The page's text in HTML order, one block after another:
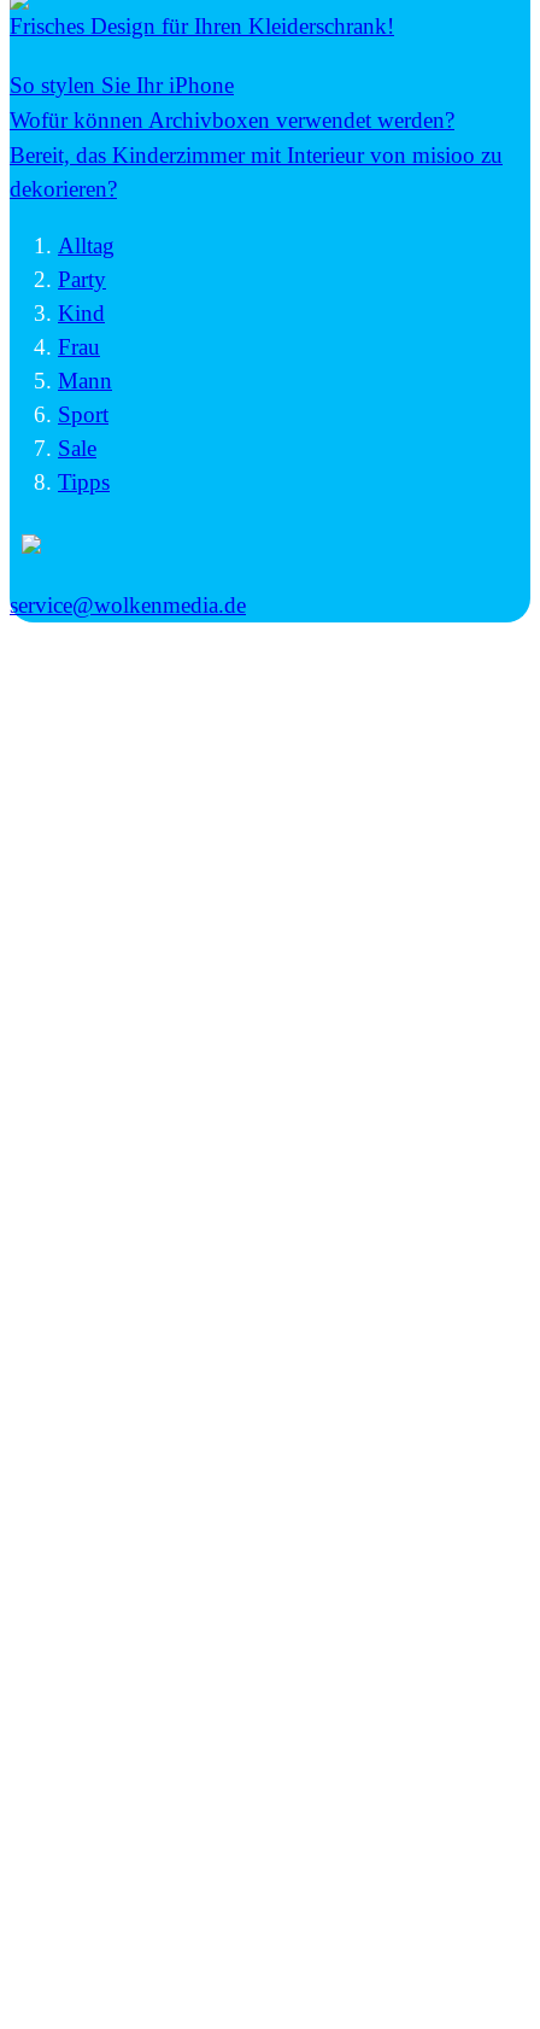
Frisches Design für Ihren Kleiderschrank!
So stylen Sie Ihr iPhone
Wofür können Archivboxen verwendet werden?
Bereit, das Kinderzimmer mit Interieur von misioo zu
dekorieren?
Alltag
Party
Kind
Frau
Mann
Sport
Sale
Tipps
service@wolkenmedia.de